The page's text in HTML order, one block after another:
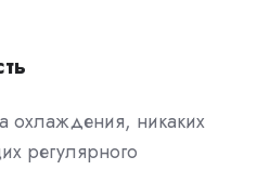
охлаждения, никаких
регулярного